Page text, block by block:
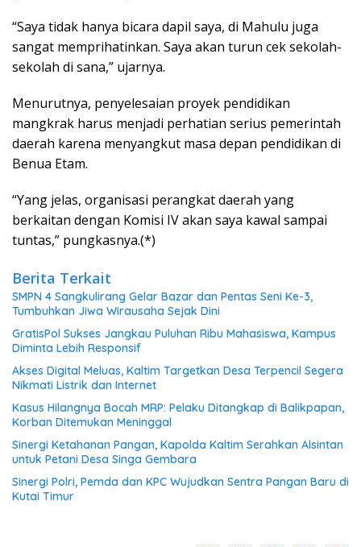
“Saya tidak hanya bicara dapil saya, di Mahulu juga
sangat memprihatinkan. Saya akan turun cek sekolah-
sekolah di sana,” ujarnya.
Menurutnya, penyelesaian proyek pendidikan
mangkrak harus menjadi perhatian serius pemerintah
daerah karena menyangkut masa depan pendidikan di
Benua Etam.
“Yang jelas, organisasi perangkat daerah yang
berkaitan dengan Komisi IV akan saya kawal sampai
tuntas,” pungkasnya.(*)
Berita Terkait
SMPN 4 Sangkulirang Gelar Bazar dan Pentas Seni Ke-3,
Tumbuhkan Jiwa Wirausaha Sejak Dini
GratisPol Sukses Jangkau Puluhan Ribu Mahasiswa, Kampus
Diminta Lebih Responsif
Akses Digital Meluas, Kaltim Targetkan Desa Terpencil Segera
Nikmati Listrik dan Internet
Kasus Hilangnya Bocah MRP: Pelaku Ditangkap di Balikpapan,
Korban Ditemukan Meninggal
Sinergi Ketahanan Pangan, Kapolda Kaltim Serahkan Alsintan
untuk Petani Desa Singa Gembara
Sinergi Polri, Pemda dan KPC Wujudkan Sentra Pangan Baru di
Kutai Timur